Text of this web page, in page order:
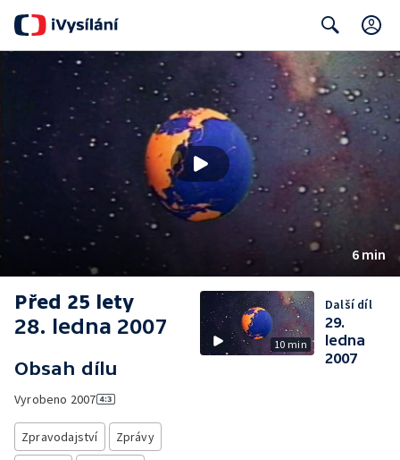
Search
6 min
Před 25 lety
28. ledna 2007
Obsah dílu
Vyrobeno 2007
Zpravodajství
Zprávy
10 min
Další díl
29.
ledna
2007